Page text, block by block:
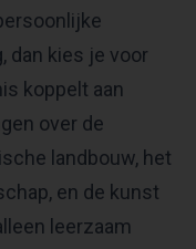
dan kies je voor
koppelt aan
over de
landbouw, het
en de kunst
leerzaam